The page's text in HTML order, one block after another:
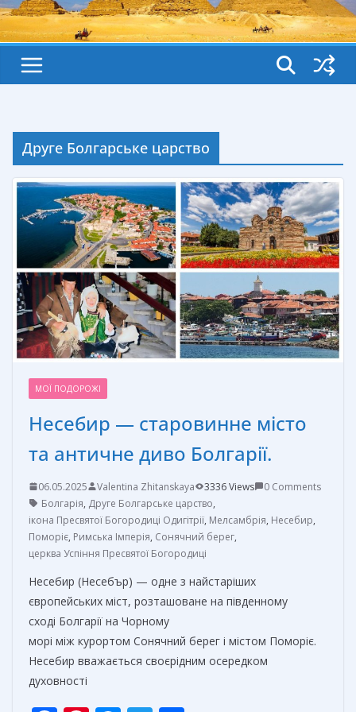
Друге Болгарське царство
МОЇ ПОДОРОЖІ
Несебир — старовинне місто
та античне диво Болгарії.
06.05.2025 Valentina Zhitanskaya 3336 Views
0 Comments
Болгарія, Друге Болгарське царство,
ікона Пресвятої Богородиці Одигітрії, Мелсамбрія, Несебир,
Поморіє, Римська Імперія, Сонячний берег,
церква Успіння Пресвятої Богородиці
Несебир (Несебър) — одне з найстаріших
європейських міст, розташоване на південному
сході Болгарії на Чорному
морі між курортом Сонячний берег і містом Поморіє.
Несебир вважається своєрідним осередком
духовності